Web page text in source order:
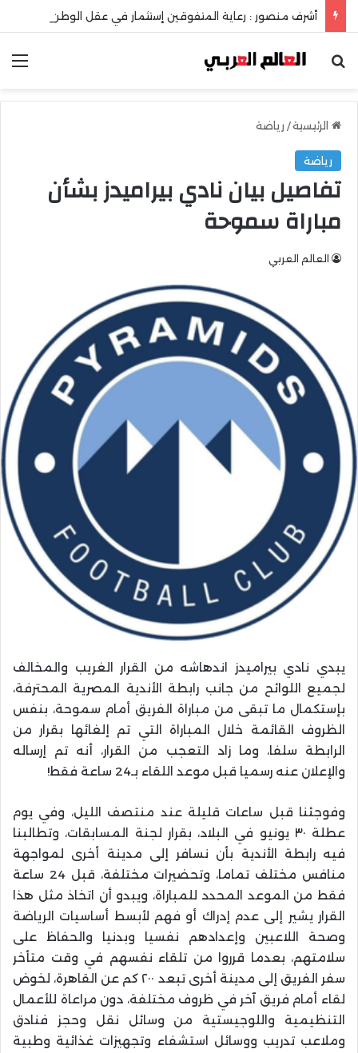
بحث عن
الرئيسية/ رياضة
رياضة
تفاصيل بيان نادي بيراميدز بشأن
مباراة سموحة
العالم العربي
يبدي نادي بيراميدز اندهاشه من القرار الغريب والمخالف
لجميع اللوائح من جانب رابطة الأندية المصرية المحترفة،
بإستكمال ما تبقى من مباراة الفريق أمام سموحة، بنفس
الظروف القائمة خلال المباراة التي تم إلغائها بقرار من
الرابطة سلفا، وما زاد التعجب من القرار، أنه تم إرساله
والإعلان عنه رسميا قبل موعد اللقاء بـ24 ساعة فقط!
وفوجئنا قبل ساعات قليلة عند منتصف الليل، وفي يوم
عطلة ٣٠ يونيو في البلاد، بقرار لجنة المسابقات، وتطالبنا
فيه رابطة الأندية بأن نسافر إلى مدينة أخرى لمواجهة
منافس مختلف تماما، وتحضيرات مختلفة، قبل 24 ساعة
فقط من الموعد المحدد للمباراة، ويبدو أن اتخاذ مثل هذا
القرار يشير إلى عدم إدراك أو فهم لأبسط أساسيات الرياضة
وصحة اللاعبين وإعدادهم نفسيا وبدنيا والحفاظ على
سلامتهم، بعدما قرروا من تلقاء نفسهم في وقت متأخر
سفر الفريق إلى مدينة أخرى تبعد ٢٠٠ كم عن القاهرة، لخوض
لقاء أمام فريق آخر في ظروف مختلفة، دون مراعاة للأعمال
التنظيمية واللوجيستية من وسائل نقل وحجز فنادق
وملاعب تدريب ووسائل استشفاء وتجهيزات غذائية وطبية